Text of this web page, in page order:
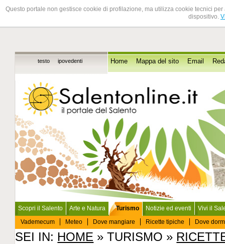
Questo portale non gestisce cookie di profilazione, ma utilizza cookie tecnici
dispositivo.
testo ipovedenti Home Mappa del sito Email
Scopri il Salento Arte e Natura
Turismo
Vademecum
Meteo Dove mangiare Ricette tipiche Dove
Notizie ed eventi Vivi il
SEI IN: HOME » TURISMO »